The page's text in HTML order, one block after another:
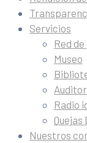
Servicios
Red
Museo
Radio
Quejas
Nuestros